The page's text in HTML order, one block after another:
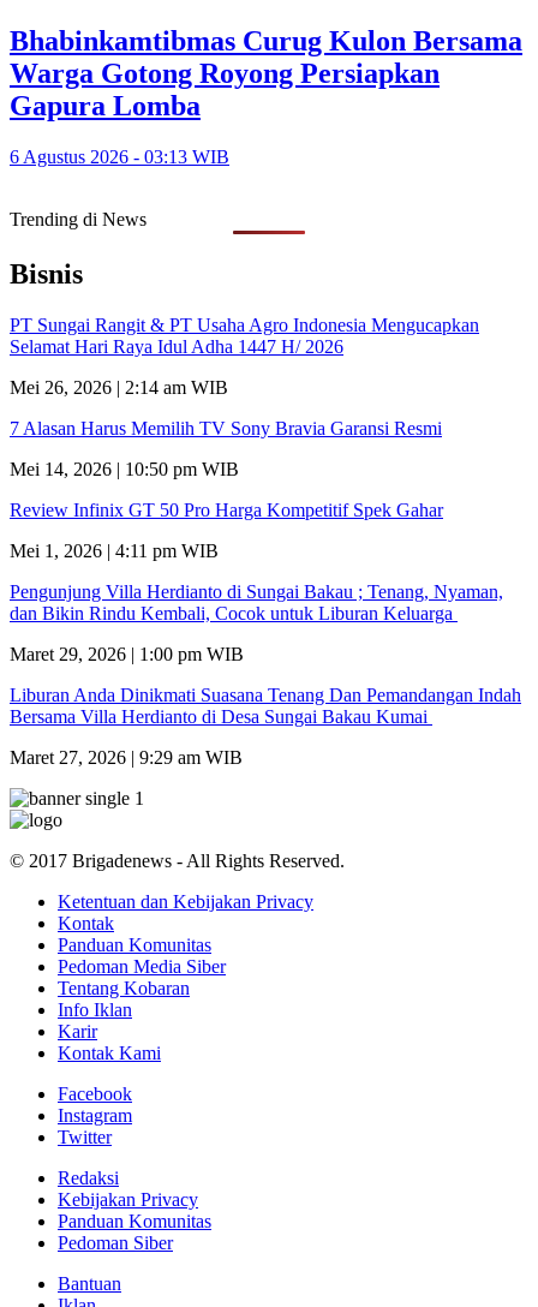
Bhabinkamtibmas Curug Kulon Bersama
Warga Gotong Royong Persiapkan
Gapura Lomba
6 Agustus 2026 - 03:13 WIB
Trending di News
Bisnis
PT Sungai Rangit & PT Usaha Agro Indonesia Mengucapkan
Selamat Hari Raya Idul Adha 1447 H/ 2026
Mei 26, 2026 | 2:14 am WIB
7 Alasan Harus Memilih TV Sony Bravia Garansi Resmi
Mei 14, 2026 | 10:50 pm WIB
Review Infinix GT 50 Pro Harga Kompetitif Spek Gahar
Mei 1, 2026 | 4:11 pm WIB
Pengunjung Villa Herdianto di Sungai Bakau ; Tenang, Nyaman,
dan Bikin Rindu Kembali, Cocok untuk Liburan Keluarga
Maret 29, 2026 | 1:00 pm WIB
Liburan Anda Dinikmati Suasana Tenang Dan Pemandangan Indah
Bersama Villa Herdianto di Desa Sungai Bakau Kumai
Maret 27, 2026 | 9:29 am WIB
© 2017 Brigadenews - All Rights Reserved.
Ketentuan dan Kebijakan Privacy
Kontak
Panduan Komunitas
Pedoman Media Siber
Tentang Kobaran
Info Iklan
Karir
Kontak Kami
Facebook
Instagram
Twitter
Redaksi
Kebijakan Privacy
Panduan Komunitas
Pedoman Siber
Bantuan